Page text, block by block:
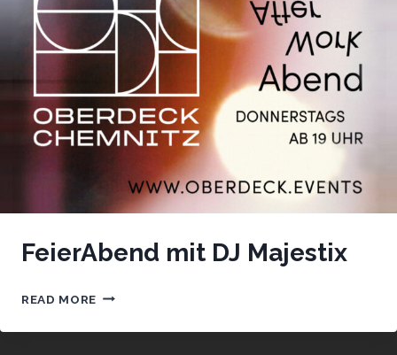
FeierAbend mit DJ Majestix
READ MORE FEIERABEND
DJ